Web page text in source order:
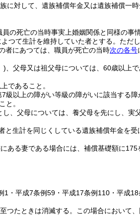
対して、遺族補償年金又は遺族補償一時
の死亡の当時事実上婚姻関係と同様の事
つて生計を維持していた者とする。 ただ
者にあつては、職員が死亡の当時次の各号
) 、父母又は祖父母については、60歳以上で
であること。
7級以上の障がい等級の障がいに該当する障
と。
、父母については、養父母を先にし、実
生計を同じくしている遺族補償年金を受
ある妻である場合には、補償基礎額に175
・平成7条例59・平成17条例110・平成
つたときは消滅する。
この場合において